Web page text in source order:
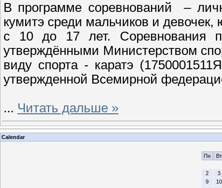
В программе соревнований –
кумитэ среди мальчиков и
с 10 до 17 лет. Соревнования
утверждёнными Министерством
виду спорта - каратэ
утвержденной Всемирной
... Читать дальше »
Calendar
Пн Вт
2
3
9
10